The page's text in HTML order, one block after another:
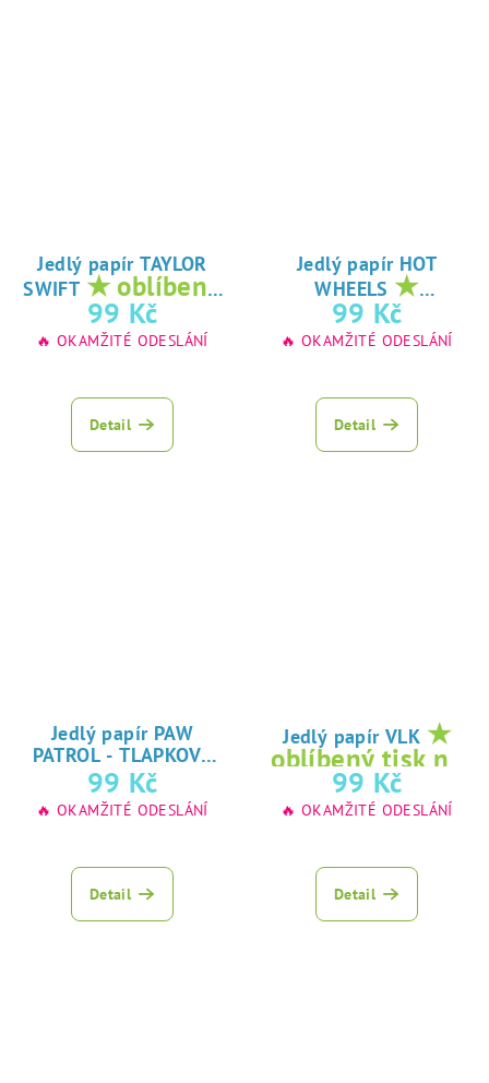
Jedlý papír TAYLOR
SWIFT ★ oblíbený
tisk na jedlý
papír
99 Kč
🔥 OKAMŽITÉ ODESLÁNÍ
Detail
Jedlý papír HOT
WHEELS ★
oblíbený tisk na
jedlý papír
99 Kč
🔥 OKAMŽITÉ ODESLÁNÍ
Detail
Jedlý papír PAW
PATROL - TLAPKOVÁ
PATROLA★
oblíbený tisk na
jedlý papír
99 Kč
🔥 OKAMŽITÉ ODESLÁNÍ
Detail
Jedlý papír VLK ★
oblíbený tisk na
jedlý papír
99 Kč
🔥 OKAMŽITÉ ODESLÁNÍ
Detail